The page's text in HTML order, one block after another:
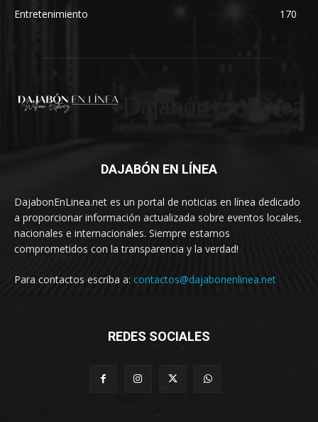
Entretenimiento
170
DAJABÓN EN LÍNEA
DajabonEnLinea.net es un portal de noticias en línea dedicado
a proporcionar información actualizada sobre eventos locales,
nacionales e internacionales. Siempre estamos
comprometidos con la transparencia y la verdad!
Para contactos escriba a: contactos@dajabonenlinea.net
REDES SOCIALES